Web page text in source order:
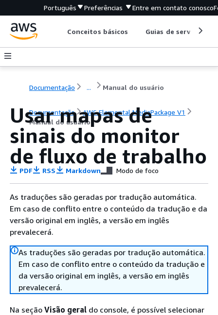
Português Preferências Entre em contato conosco
Conceitos básicos Guias de serviço
Documentação ... Manual do usuário
Documentação
AWS Elemental MediaPackage V1
Manual do usuário
Usar mapas de
sinais do monitor
de fluxo de trabalho
PDF RSS Markdown Modo de foco
As traduções são geradas por tradução automática.
Em caso de conflito entre o conteúdo da tradução e da
versão original em inglês, a versão em inglês
prevalecerá.
As traduções são geradas por tradução automática.
Em caso de conflito entre o conteúdo da tradução e
da versão original em inglês, a versão em inglês
prevalecerá.
Na seção Visão geral do console, é possível selecionar